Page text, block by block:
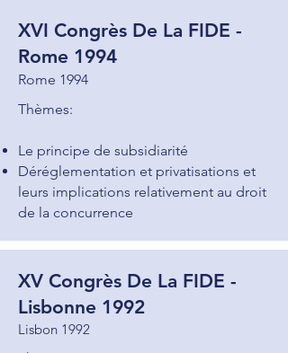
XVI Congrès De La FIDE -
Rome 1994
Rome 1994
Thèmes:
Le principe de subsidiarité
Déréglementation et privatisations et
leurs implications relativement au droit
de la concurrence
XV Congrès De La FIDE -
Lisbonne 1992
Lisbon 1992